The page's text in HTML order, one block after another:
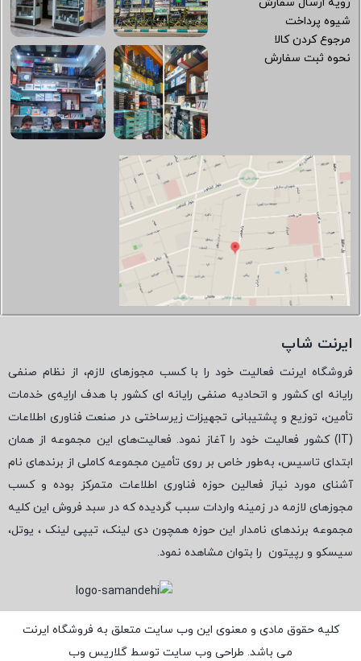
شیوه پرداخت
مرجوع کردن کالا
نحوه ثبت سفارش
ایرنت شاپ
فروشگاه ایرنت فعالیت خود را با کسب مجوزهای لازم، از نظام صنفی
رایانه ای کشور و اتحادیه صنفی رایانه ای کشور با هدف ارایه‌ی خدمات
تأمین، توزیع و پشتیبانی تجهیزات زیرساختی در صنعت فناوری اطلاعات
(
IT) کشور فعالیت خود را آغاز نمود. فعالیت‌های این مجموعه از همان
ابتدای تاسیس، به‌طور خاص بر روی تأمین مجموعه کاملی از برندهای نام
آشنای مورد نیاز فعالین حوزه فناوری اطلاعات متمرکز بوده و کسب
مجوزهای لازمه در زمینه واردات سبب گردیده که در سبد فروش این کلیه
مجموعه برندهای نامدار این حوزه همچون دی لینک، تیپی لینک ، یوتل،
سیسکو و رپیتون را بتوان مشاهده نمود.
کلیه حقوق مادی و معنوی این وب سایت متعلق به فروشگاه ایرنت
می باشد. طراحی وب سایت توسط گلاریس وب